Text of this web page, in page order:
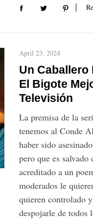
April 23, 2024
Un
El Bigote
Televisión
La premisa de la
tenemos al Conde
haber sido
pero que es
acreditado a un
moderados le
quieren controlado
despojarle de todos